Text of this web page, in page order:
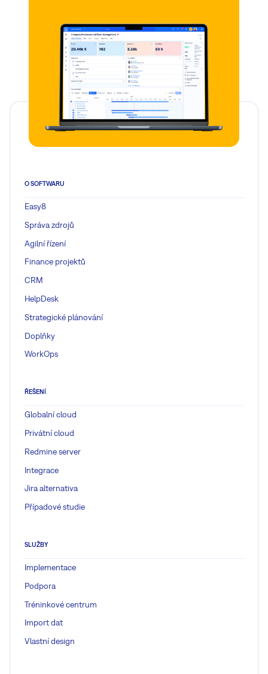
O SOFTWARU
Easy8
Správa zdrojů
Agilní řízení
Finance projektů
CRM
HelpDesk
Strategické plánování
Doplňky
WorkOps
ŘEŠENÍ
Globalní cloud
Privátní cloud
Redmine server
Integrace
Jira alternativa
Případové studie
SLUŽBY
Implementace
Podpora
Tréninkové centrum
Import dat
Vlastní design